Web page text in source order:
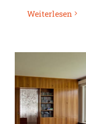
Weiterlesen